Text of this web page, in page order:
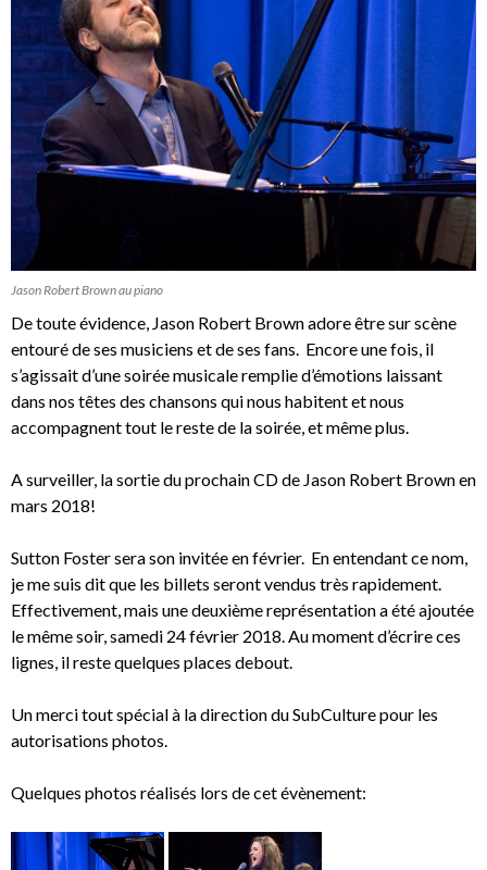
Jason Robert Brown au piano
De toute évidence, Jason Robert Brown adore être sur scène
entouré de ses musiciens et de ses fans. Encore une fois, il
s’agissait d’une soirée musicale remplie d’émotions laissant
dans nos têtes des chansons qui nous habitent et nous
accompagnent tout le reste de la soirée, et même plus.
A surveiller, la sortie du prochain CD de Jason Robert Brown en
mars 2018!
Sutton Foster sera son invitée en février. En entendant ce nom,
je me suis dit que les billets seront vendus très rapidement.
Effectivement, mais une deuxième représentation a été ajoutée
le même soir, samedi 24 février 2018. Au moment d’écrire ces
lignes, il reste quelques places debout.
Un merci tout spécial à la direction du SubCulture pour les
autorisations photos.
Quelques photos réalisés lors de cet évènement: